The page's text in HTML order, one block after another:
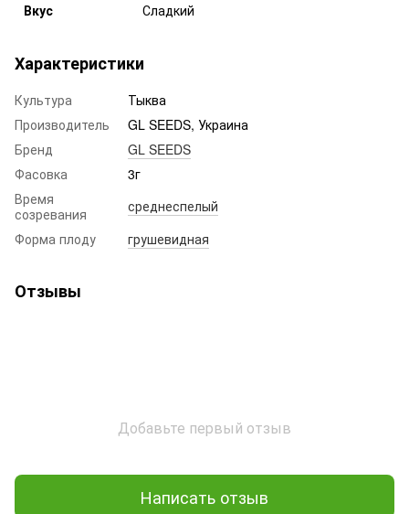
Вкус
Сладкий
Характеристики
Культура
Тыква
Производитель
GL SEEDS, Украина
Бренд
GL SEEDS
Фасовка
3г
Время
созревания
среднеспелый
Форма плоду
грушевидная
Отзывы
Добавьте первый отзыв
Написать отзыв